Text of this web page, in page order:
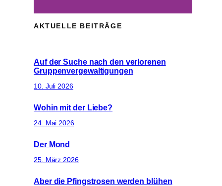
AKTUELLE BEITRÄGE
Auf der Suche nach den verlorenen
Gruppenvergewaltigungen
10. Juli 2026
Wohin mit der Liebe?
24. Mai 2026
Der Mond
25. März 2026
Aber die Pfingstrosen werden blühen